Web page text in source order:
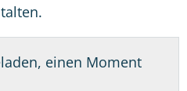
einen Moment